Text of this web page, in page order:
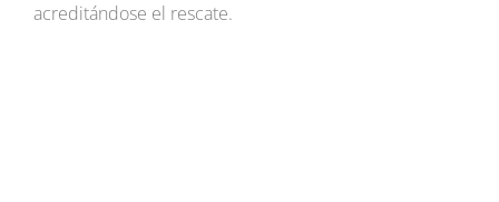
acreditándose el rescate.